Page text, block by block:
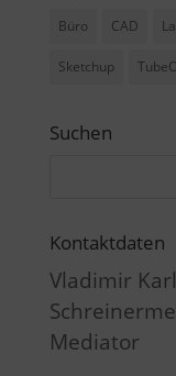
Büro CAD
Sketchup
Suchen
Kontaktdaten
Vladimir
Mediator